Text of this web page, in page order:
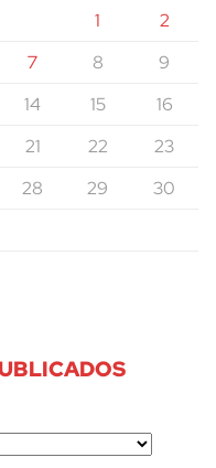
1
2
7 8
9
14 15
16
21 22
23
28 29
30